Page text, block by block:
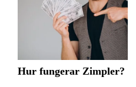
Hur fungerar Zimpler?